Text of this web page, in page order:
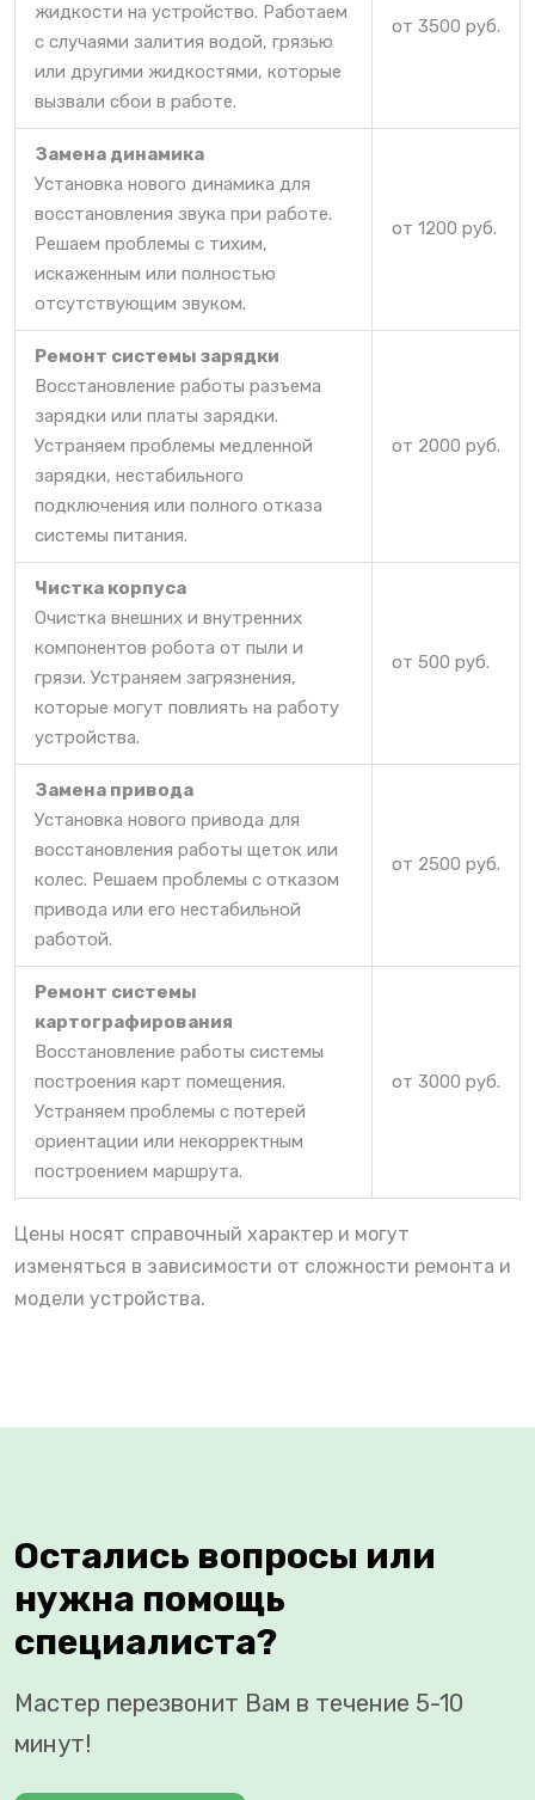
жидкости на устройство. Работаем
с случаями залития водой, грязью
или другими жидкостями, которые
вызвали сбои в работе.
от 3500 руб.
Замена динамика
Установка нового динамика для
восстановления звука при работе.
Решаем проблемы с тихим,
искаженным или полностью
отсутствующим звуком.
от 1200 руб.
Ремонт системы зарядки
Восстановление работы разъема
зарядки или платы зарядки.
Устраняем проблемы медленной
зарядки, нестабильного
подключения или полного отказа
системы питания.
от 2000 руб.
Чистка корпуса
Очистка внешних и внутренних
компонентов робота от пыли и
грязи. Устраняем загрязнения,
которые могут повлиять на работу
устройства.
от 500 руб.
Замена привода
Установка нового привода для
восстановления работы щеток или
колес. Решаем проблемы с отказом
привода или его нестабильной
работой.
от 2500 руб.
Ремонт системы
картографирования
Восстановление работы системы
построения карт помещения.
Устраняем проблемы с потерей
ориентации или некорректным
построением маршрута.
от 3000 руб.
Цены носят справочный характер и могут
изменяться в зависимости от сложности ремонта и
модели устройства.
Остались вопросы или
нужна помощь
специалиста?
Мастер перезвонит Вам в течение 5-10
минут!